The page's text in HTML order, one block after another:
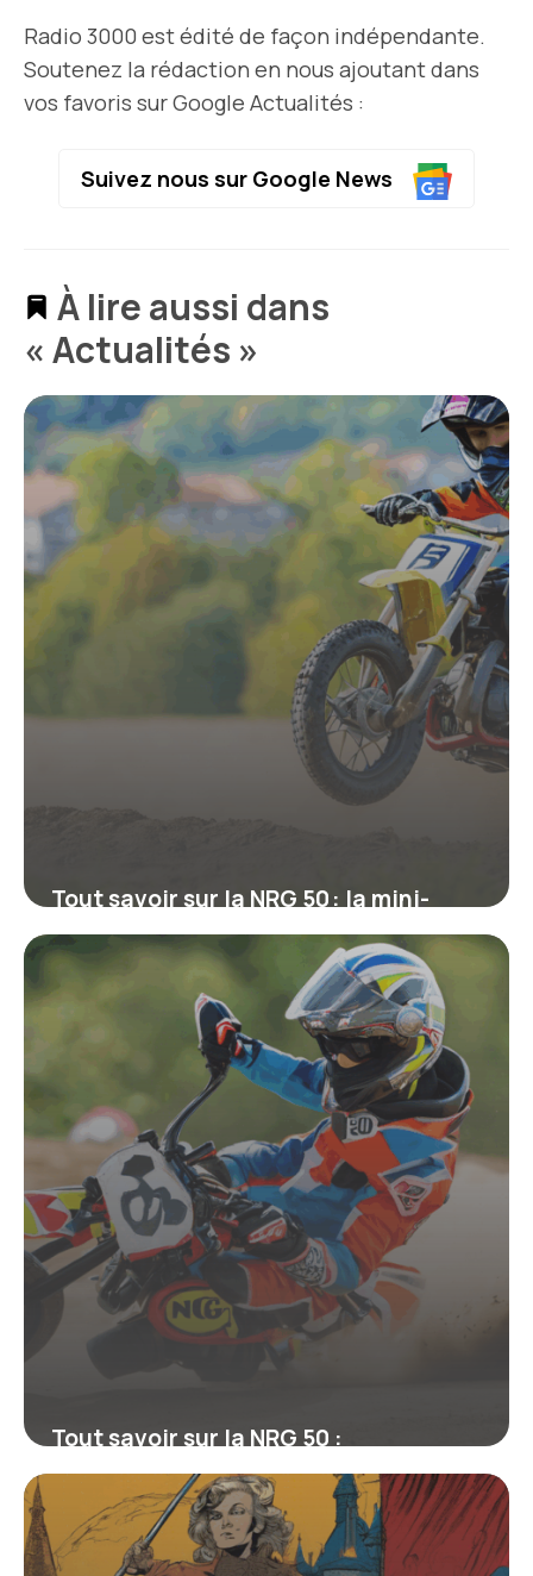
Radio 3000 est édité de façon indépendante.
Soutenez la rédaction en nous ajoutant dans
vos favoris sur Google Actualités :
Suivez nous sur Google News
À lire aussi dans
« Actualités »
Tout savoir sur la NRG 50 : la mini-
moto cross qui séduit les jeunes
pilotes
Tout savoir sur la NRG 50 :
L’incontournable de la mini-moto
sportive
16 juin 2026